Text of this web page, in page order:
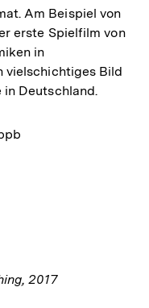
Am Beispiel von
erste Spielfilm von
in
vielschichtiges Bild
Deutschland.
2017